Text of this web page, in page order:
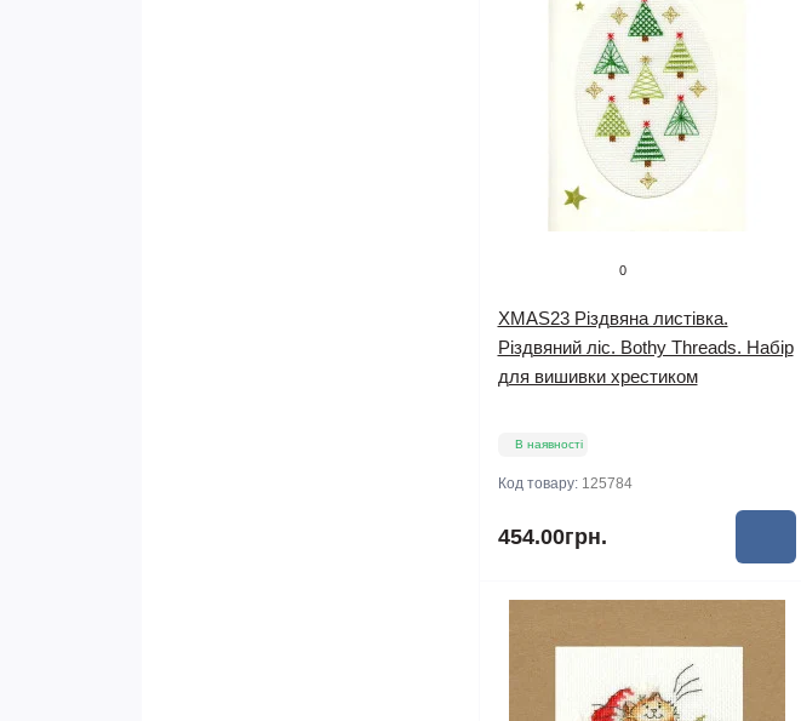
0
XMAS23 Різдвяна листівка.
Різдвяний ліс. Bothy Threads. Набір
для вишивки хрестиком
В наявності
Код товару: 125784
454.00грн.